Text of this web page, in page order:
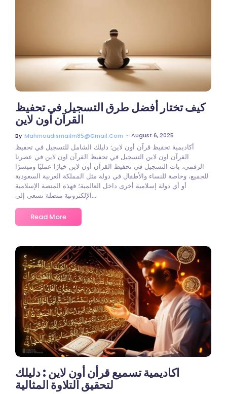
كيف تختار أفضل طرق التسجيل في تحفيظ
القرآن اون لاين
By Mahmoudismailm85@gmail.com ~ August 6, 2025
أكاديمية تحفيظ قرآن أون لاين: دليلك الشامل للتسجيل في تحفيظ
القرآن اون لاين التسجيل في تحفيظ القرآن اون لاين في عصرنا
الرقمي، بات التسجيل في تحفيظ القرآن أون لاين خيارًا عمليًا وميسرًا
للجميع، وخاصة للنساء والأطفال في دولة مثل المملكة العربية السعودية
أو أي دولة إسلامية أخرى داخل العالمية؛ فهذه المنصة الإسلامية
الإلكترونية متصلة تسعى إلى...
Read More
اكاديمية تسميع قرأن أون لاين : دليلك
لتحقيق التلاوة المثالية